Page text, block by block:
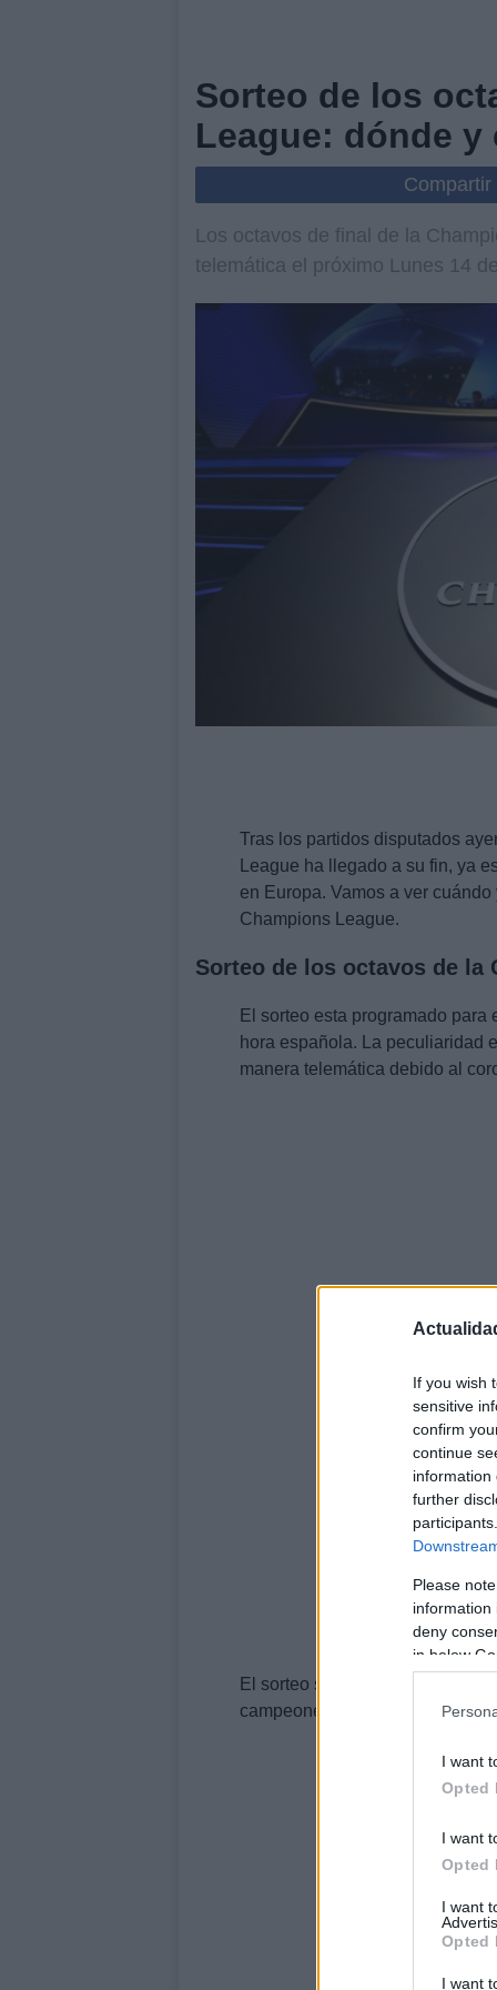
If you wish
sensitive
confirm
continue
information
further
Please
information
deny
in below
I want
Opted
I want
Opted
I want
Opted
I want
Sorteo de los
League: dónde y
Los octavos de final de la
telemática el próximo Lunes 14
Tras los partidos disputados
League ha llegado a su fin, ya
en Europa. Vamos a ver
Champions League.
Sorteo de los octavos de la
El sorteo esta programado
hora española. La peculiaridad
manera telemática debido al
El sorteo se televisará a través
campeones».